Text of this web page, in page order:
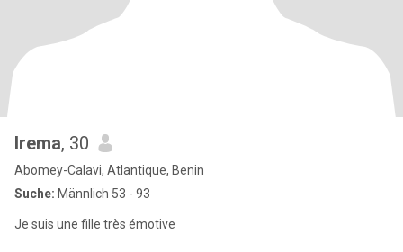
Irema, 30
Abomey-Calavi, Atlantique, Benin
Suche: Männlich 53 - 93
Je suis une fille très émotive